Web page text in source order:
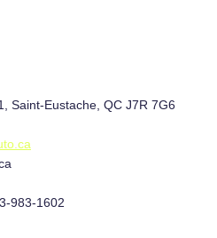
Saint-Eustache, QC J7R 7G6
983-1602